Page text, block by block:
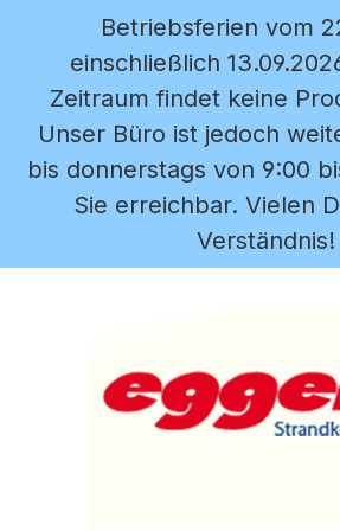
Zum Hauptinhalt springen
Betriebsferien vom
einschließlich
Zeitraum findet keine
Unser Büro ist jedoch
bis donnerstags von 9:00
Sie erreichbar. Vielen
Verständnis!